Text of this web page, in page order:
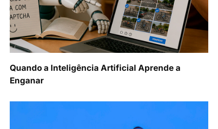
Quando a Inteligência Artificial Aprende a
Enganar